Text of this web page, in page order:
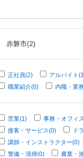
赤磐市(2)
正社員(2)
アルバイト
職業紹介(0)
内職・業
営業(1)
事務・オフィ
接客・サービス(0)
ド
講師・インストラクター(0)
警備・清掃(0)
農業・